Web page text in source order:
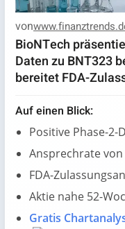
von
BioNTech
Daten zu BNT323
bereitet FDA-
Auf einen Blick:
Positive Phase-2-
Ansprechrate
FDA-
Aktie nahe 52-
Gratis